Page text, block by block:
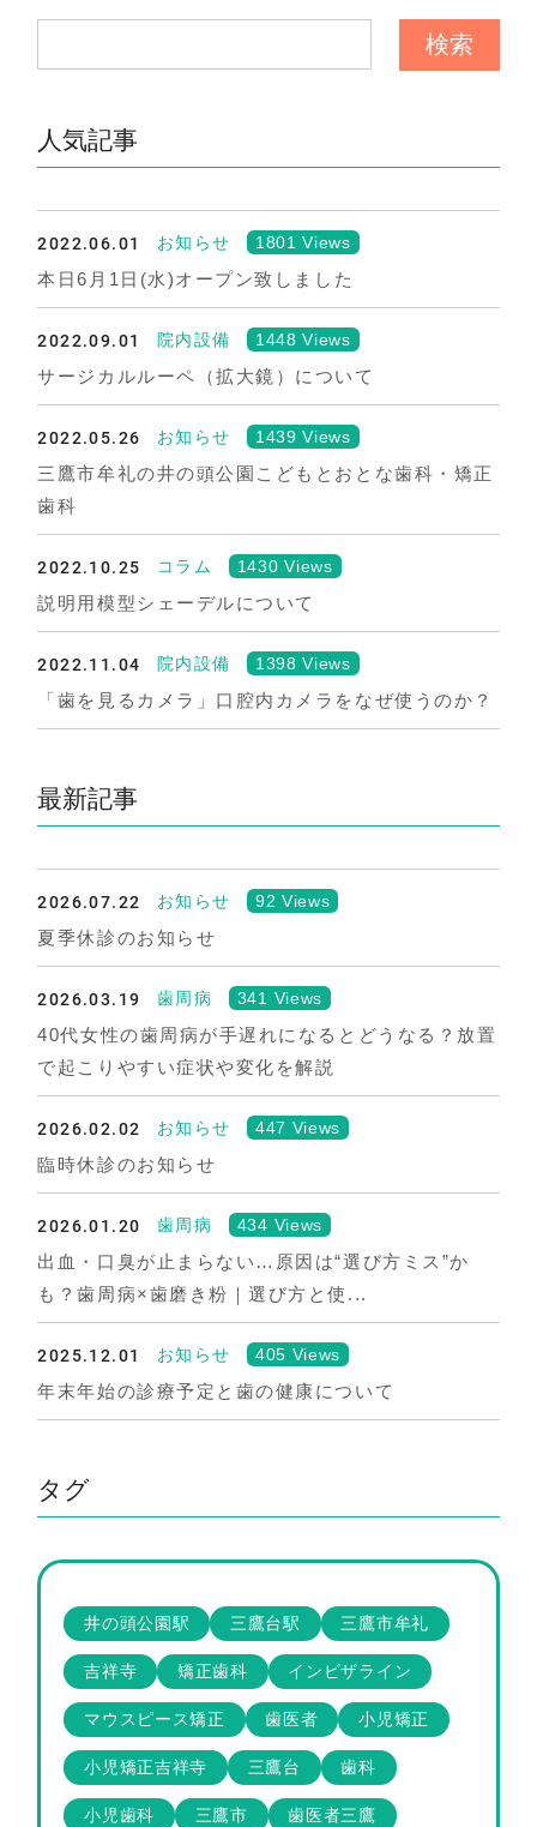
人気記事
2022.06.01 お知らせ 1801 Views
本日6月1日(水)オープン致しました
2022.09.01 院内設備 1448 Views
サージカルルーペ（拡大鏡）について
2022.05.26 お知らせ 1439 Views
三鷹市牟礼の井の頭公園こどもとおとな歯科・矯正
歯科
2022.10.25 コラム 1430 Views
説明用模型シェーデルについて
2022.11.04 院内設備 1398 Views
「歯を見るカメラ」口腔内カメラをなぜ使うのか？
最新記事
2026.07.22 お知らせ 92 Views
夏季休診のお知らせ
2026.03.19 歯周病 341 Views
40代女性の歯周病が手遅れになるとどうなる？放置
で起こりやすい症状や変化を解説
2026.02.02 お知らせ 447 Views
臨時休診のお知らせ
2026.01.20 歯周病 434 Views
出血・口臭が止まらない…原因は“選び方ミス”か
も？歯周病×歯磨き粉｜選び方と使...
2025.12.01 お知らせ 405 Views
年末年始の診療予定と歯の健康について
タグ
井の頭公園駅 三鷹台駅 三鷹市牟礼
吉祥寺 矯正歯科 インビザライン
マウスピース矯正 歯医者 小児矯正
小児矯正吉祥寺 三鷹台 歯科
小児歯科 三鷹市 歯医者三鷹